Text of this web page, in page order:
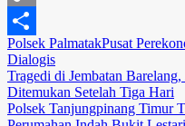
Copy
Link
Share
Polsek PalmatakPusat
Dialogis
Navigasi
pos
Tragedi di Jembatan
Ditemukan Setelah Tiga Hari
Polsek Tanjungpinang Timur